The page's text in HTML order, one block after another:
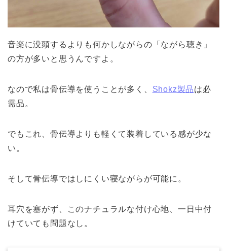
音楽に没頭するよりも何かしながらの「ながら聴き」
の方が多いと思うんですよ。
なので私は骨伝導を使うことが多く、 Shokz製品は必
需品。
でもこれ、骨伝導よりも軽くて装着している感が少な
い。
そして骨伝導ではしにくい寝ながらが可能に。
耳穴を塞がず、このナチュラルな付け心地、一日中付
けていても問題なし。